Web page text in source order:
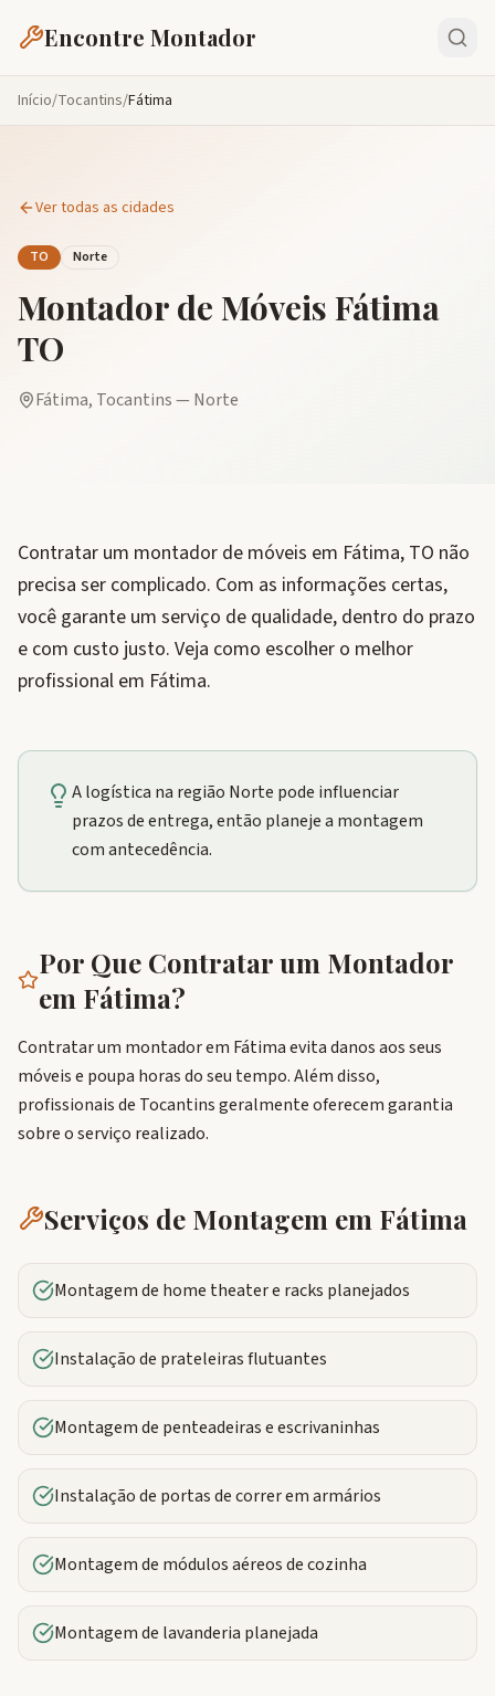
Encontre Montador
Início/Tocantins/Fátima
Ver todas as cidades
TO Norte
Montador de Móveis Fátima
TO
Fátima, Tocantins— Norte
Contratar um montador de móveis em Fátima, TO não
precisa ser complicado. Com as informações certas,
você garante um serviço de qualidade, dentro do prazo
e com custo justo. Veja como escolher o melhor
profissional em Fátima.
A logística na região Norte pode influenciar
prazos de entrega, então planeje a montagem
com antecedência.
Por Que Contratar um Montador
em Fátima?
Contratar um montador em Fátima evita danos aos seus
móveis e poupa horas do seu tempo. Além disso,
profissionais de Tocantins geralmente oferecem garantia
sobre o serviço realizado.
Serviços de Montagem em Fátima
Montagem de home theater e racks planejados
Instalação de prateleiras flutuantes
Montagem de penteadeiras e escrivaninhas
Instalação de portas de correr em armários
Montagem de módulos aéreos de cozinha
Montagem de lavanderia planejada